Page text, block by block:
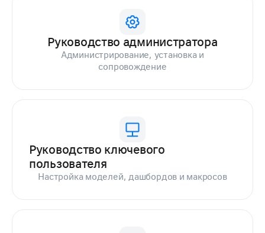
Руководство администратора
Администрирование, установка и
сопровождение
Руководство ключевого
пользователя
Настройка моделей, дашбордов и макросов